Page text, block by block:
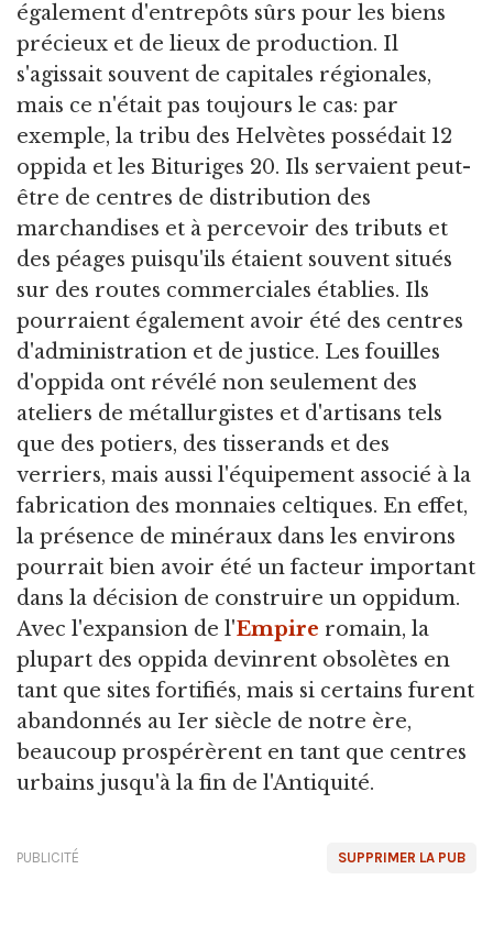
également d'entrepôts sûrs pour les biens
précieux et de lieux de production. Il
s'agissait souvent de capitales régionales,
mais ce n'était pas toujours le cas: par
exemple, la tribu des Helvètes possédait 12
oppida et les Bituriges 20. Ils servaient peut-
être de centres de distribution des
marchandises et à percevoir des tributs et
des péages puisqu'ils étaient souvent situés
sur des routes commerciales établies. Ils
pourraient également avoir été des centres
d'administration et de justice. Les fouilles
d'oppida ont révélé non seulement des
ateliers de métallurgistes et d'artisans tels
que des potiers, des tisserands et des
verriers, mais aussi l'équipement associé à la
fabrication des monnaies celtiques. En effet,
la présence de minéraux dans les environs
pourrait bien avoir été un facteur important
dans la décision de construire un oppidum.
Avec l'expansion de l'Empire romain, la
plupart des oppida devinrent obsolètes en
tant que sites fortifiés, mais si certains furent
abandonnés au Ier siècle de notre ère,
beaucoup prospérèrent en tant que centres
urbains jusqu'à la fin de l'Antiquité.
SUPPRIMER LA PUB
PUBLICITÉ